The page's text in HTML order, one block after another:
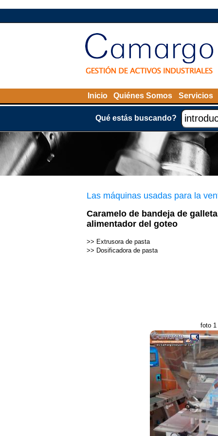
Inicio Quiénes Somos Servicios
Qué estás buscando?
Las máquinas usadas para la
Caramelo de bandeja de
alimentador del goteo
>> Extrusora de pasta
>> Dosificadora de pasta
foto 1